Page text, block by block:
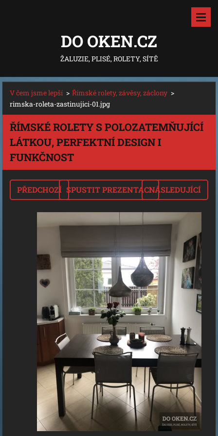
DO OKEN.CZ
ŽALUZIE, PLISÉ, ROLETY, SÍTĚ
V čem jsme lepší > Římské rolety, závěsy, záclony >
rimska-roleta-zastinujici-01.jpg
ŘÍMSKÉ ROLETY S POLOZATEMŇUJÍCÍ
LÁTKOU, PERFEKTNÍ DESIGN I
FUNKČNOST
PŘEDCHOZÍ SPUSTIT PREZENTACINÁSLEDUJÍCÍ